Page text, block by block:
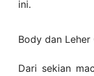
ini.
Body dan Leher
Dari sekian